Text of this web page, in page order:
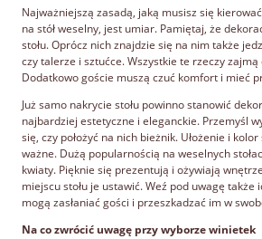
Najważniejszą zasadą, jaką musisz się
na stół weselny, jest umiar. Pamiętaj, że
stołu. Oprócz nich znajdzie się na nim także
czy talerze i sztućce. Wszystkie te rzeczy
Dodatkowo goście muszą czuć komfort i mieć
Już samo nakrycie stołu powinno stanowić
najbardziej estetyczne i eleganckie. Przemyśl
się, czy położyć na nich bieżnik. Ułożenie i
ważne. Dużą popularnością na weselnych
kwiaty. Pięknie się prezentują i ożywiają
miejscu stołu je ustawić. Weź pod uwagę także
mogą zasłaniać gości i przeszkadzać im w
Na co zwrócić uwagę przy wyborze winietek